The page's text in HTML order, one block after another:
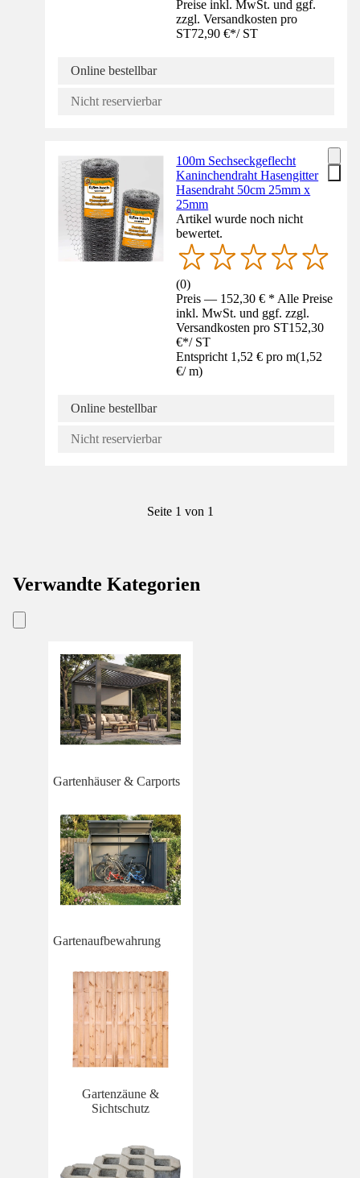
Preise inkl. MwSt. und ggf.
zzgl. Versandkosten pro
ST72,90 €*/ ST
Online bestellbar
Nicht reservierbar
100m Sechseckgeflecht
Kaninchendraht Hasengitter
Hasendraht 50cm 25mm x
25mm
Artikel wurde noch nicht
bewertet.
(0)
Preis — 152,30 € * Alle Preise
inkl. MwSt. und ggf. zzgl.
Versandkosten pro ST152,30
€*/ ST
Entspricht 1,52 € pro m(1,52
€/ m)
Online bestellbar
Nicht reservierbar
Seite 1 von 1
Verwandte Kategorien
Gartenhäuser & Carports
Gartenaufbewahrung
Gartenzäune &
Sichtschutz